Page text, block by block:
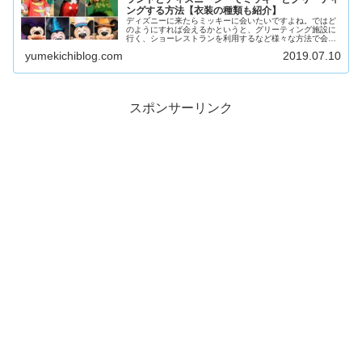
ングする方法【衣装の種類も紹介】
ディズニーに来たらミッキーに会いたいですよね。ではど
のようにすれば会えるかというと、グリーティング施設に
行く、ショーレストランを利用するなど様々な方法で会う
京ディズニーシーでミッキーに会う方法を紹介していきま
yumekichiblog.com 2019.07.10
スポンサーリンク